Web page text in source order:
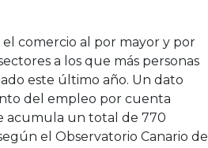
el comercio al por mayor y por
a los que más personas
este último año. Un dato
del empleo por cuenta
acumula un total de 770
el Observatorio Canario de